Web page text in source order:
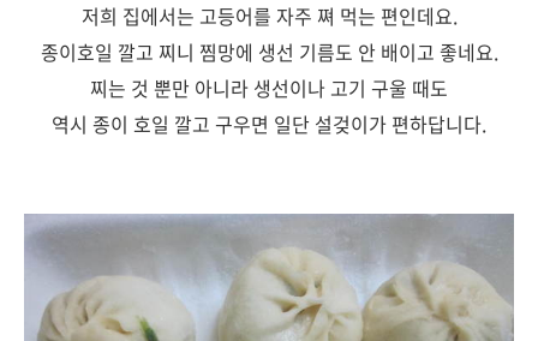
저희 집에서는 고등어를 자주 쪄 먹는 편인데요.
종이호일 깔고 찌니 찜망에 생선 기름도 안 배이고 좋네요.
찌는 것 뿐만 아니라 생선이나 고기 구울 때도
역시 종이 호일 깔고 구우면 일단 설겆이가 편하답니다.